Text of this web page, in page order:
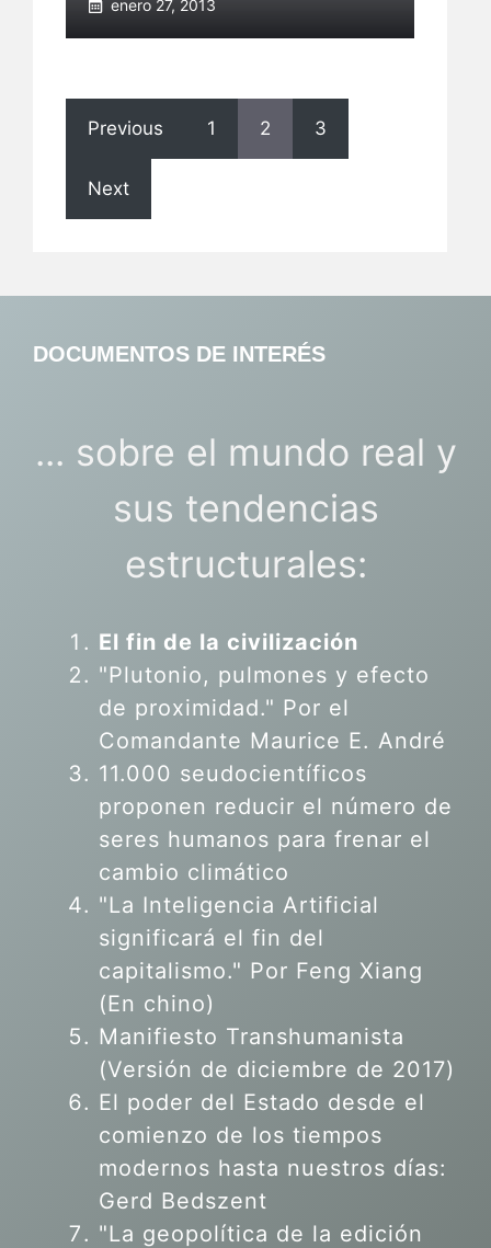
enero 27, 2013
Previous 1 2 3
Next
DOCUMENTOS DE INTERÉS
... sobre el mundo real y
sus tendencias
estructurales:
El fin de la civilización
"Plutonio, pulmones y efecto
de proximidad." Por el
Comandante Maurice E. André
11.000 seudocientíficos
proponen reducir el número de
seres humanos para frenar el
cambio climático
"La Inteligencia Artificial
significará el fin del
capitalismo." Por Feng Xiang
(En chino)
Manifiesto Transhumanista
(Versión de diciembre de 2017)
El poder del Estado desde el
comienzo de los tiempos
modernos hasta nuestros días:
Gerd Bedszent
"La geopolítica de la edición